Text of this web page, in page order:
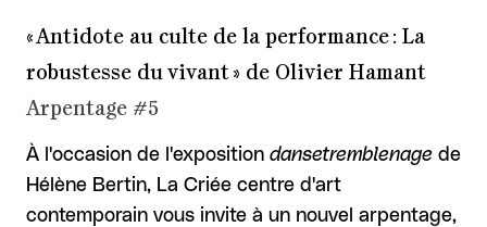
« Antidote au culte de la performance : La
robustesse du vivant » de Olivier Hamant
Arpentage #5
À l'occasion de l'exposition dansetremblenage de
Hélène Bertin, La Criée centre d'art
contemporain vous invite à un nouvel arpentage,